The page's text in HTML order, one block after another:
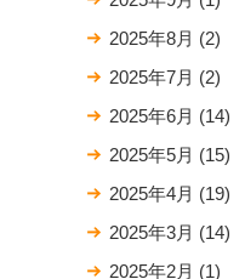
2025年8月 (2)
2025年7月 (2)
2025年6月 (14)
2025年5月 (15)
2025年4月 (19)
2025年3月 (14)
2025年2月 (1)